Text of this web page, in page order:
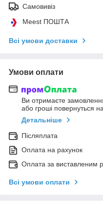
Самовивіз
Meest ПОШТА
Всі умови доставки
Умови оплати
Ви отримаєте
або гроші повернуться
Детальніше
Післяплата
Оплата на рахунок
Оплата за виставленим
Всі умови оплати